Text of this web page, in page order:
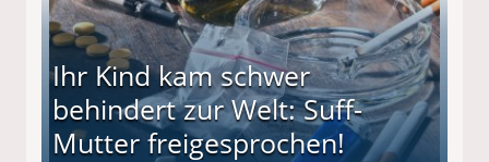
Ihr Kind kam schwer
behindert zur Welt: Suff-
Mutter freigesprochen!